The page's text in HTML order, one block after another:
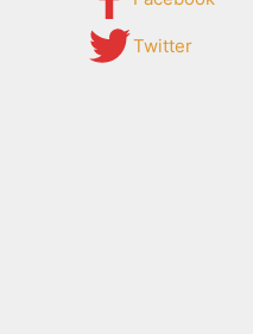
Twitter